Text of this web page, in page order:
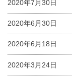
2020年7月30日
2020年6月30日
2020年6月18日
2020年3月24日